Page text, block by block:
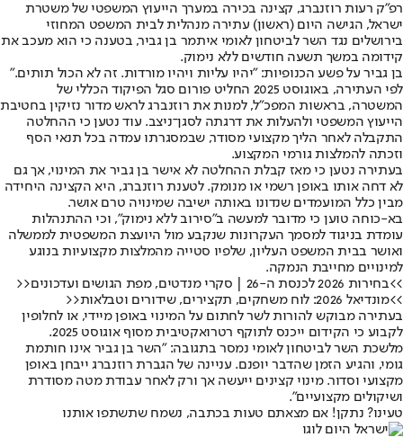
רפ"ק רעות רוזנברג, קצינה בכירה במערך הייעוץ המשפטי של משטרת
ישראל, הגישה היום (ראשון) עתירה מנהלית לבית המשפט המחוזי
בירושלים נגד השר לביטחון לאומי איתמר בן גביר, בטענה כי הוא מעכב את
קידומה במשך תשעה חודשים ללא נימוק.
בן גביר על פשע הכנופיות: "יהיו עליות ויהיו מורדות. זה לא הכול תותים."
לפי העתירה, באוגוסט 2025 החליט פורום סגל הפיקוד הכללי של
המשטרה, בראשות המפכ"ל, למנות את רוזנברג לראש מדור נזיקין בחטיבת
הייעוץ המשפטי ולהעלות את דרגתה לסגן־ניצב. עוד נטען כי ההחלטה
התקבלה לאחר הליך מקצועי מסודר, שבמסגרתו עמדה בכל תנאי הסף
וזכתה להמלצות גורמי המקצוע.
בעתירה נטען כי מאז קבלת ההחלטה לא אישר בן גביר את המינוי, אך גם
לא דחה אותו באופן רשמי או מנומק. לטענת רוזנברג, היא הקצינה היחידה
מבין כלל המועמדים שנדונו באותה ישיבה שמינויה טרם אושר.
בא-כוחה טוען כי מדובר למעשה ב"סירוב ללא נימוק", וכי ההתנהלות
עומדת בניגוד למסמך העקרונות שנקבע מול היועצת המשפטית לממשלה
ואושר בבית המשפט העליון, שלפיו סטייה מהמלצות מקצועיות בנוגע
למינויים מחייבת הנמקה.
>>בחירות 2026 לכנסת ה-26 | סקרי מנדטים, מפת הגושים ועדכונים<<
>>מונדיאל 2026: לוח משחקים, תקצירים, שידורים וטבלאות<<
בעתירה מבוקש להורות לשר לחתום על המינוי באופן מיידי, או לחלופין
לקבוע כי הקידום ייכנס לתוקף רטרואקטיבית מסוף אוגוסט 2025.
מלשכת השר לביטחון לאומי נמסר בתגובה: "השר בן גביר אינו חותמת
גומי, והגיע הזמן שהדבר יופנם. עניינה של הגברת רוזנברג ייבחן באופן
מקצועי וסדור. מינוי קצינים ייעשה אך ורק לאחר עבודת מטה מסודרת
ושיקולים מקצועיים".
טעינו? נתקן! אם מצאתם טעות בכתבה, נשמח שתשתפו אותנו